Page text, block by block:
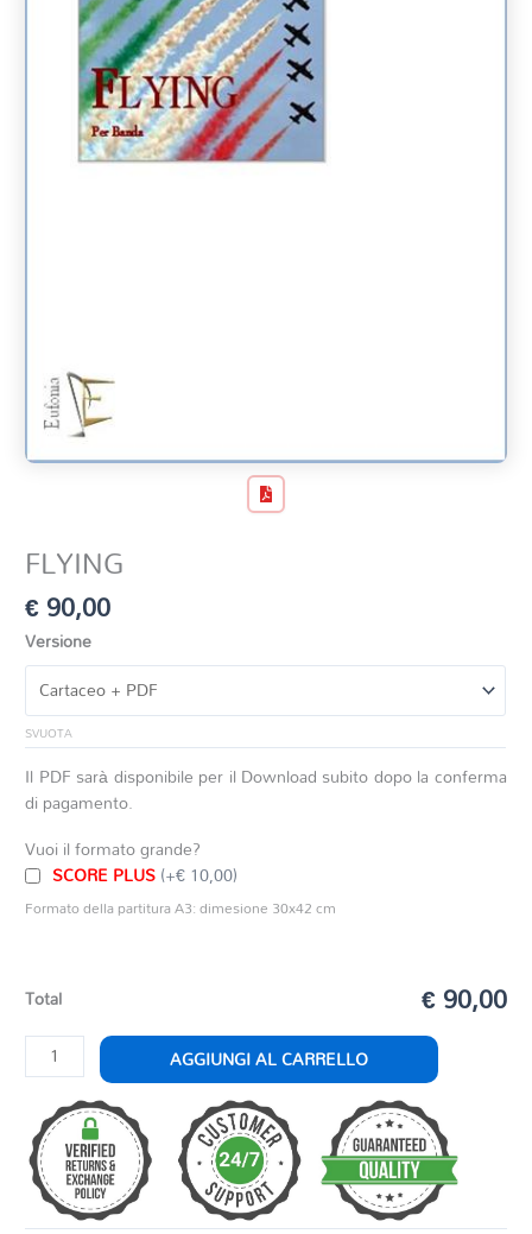
FLYING
€90,00
Versione
SVUOTA
Il PDF sarà disponibile per il Download subito dopo la conferma
di pagamento.
Vuoi il formato grande?
SCORE PLUS(+€ 10,00)
Formato della partitura A3: dimesione 30x42 cm
Total € 90,00
FLYING
quantità
AGGIUNGI AL CARRELLO